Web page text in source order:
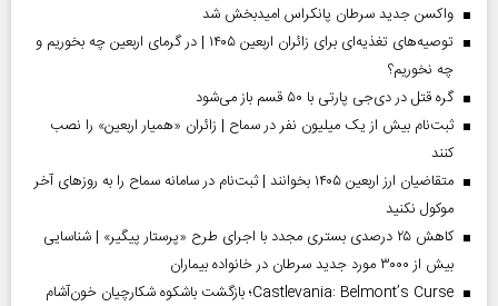
واکسن جدید سرطان پانکراس امیدبخش شد
توصیه‌های تغذیه‌ای برای زائران اربعین ۱۴۰۵ | در گرمای اربعین چه بخوریم و
چه نخوریم؟
گره قتل در دی‌جی پارتی با ۵۰ قسم باز می‌شود
ثبت‌نام بیش از یک میلیون نفر در سماح | زائران «همیار اربعین» را نصب
کنند
متقاضیان ارز اربعین ۱۴۰۵ بخوانند | ثبت‌نام در سامانه سماح را به روز‌های آخر
موکول نکنید
کاهش ۲۵ درصدی بستری مجدد با اجرای طرح «پرستار پیگیر» | شناسایی
بیش از ۳۰۰۰ مورد جدید سرطان در خانواده بیماران
Castlevania: Belmont’s Curse؛ بازگشت باشکوه شکارچیان خون‌آشام